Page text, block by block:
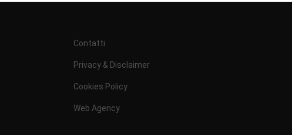
Contatti
Privacy & Disclaimer
Cookies Policy
Web Agency